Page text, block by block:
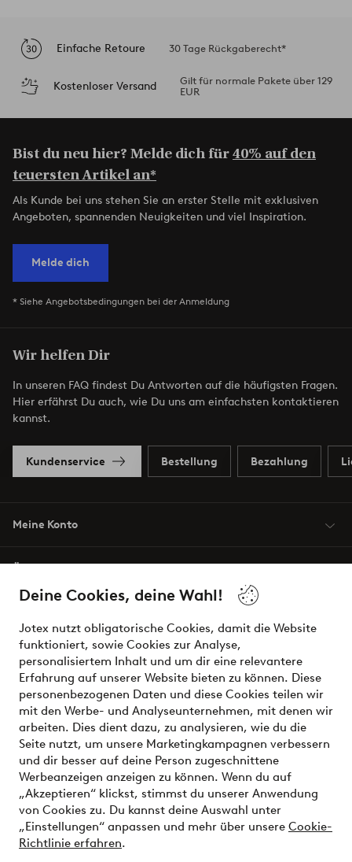
Deine Cookies, deine Wahl!
Jotex nutzt obligatorische Cookies, damit die Website
funktioniert, sowie Cookies zur Analyse,
personalisiertem Inhalt und um dir eine relevantere
Erfahrung auf unserer Website bieten zu können. Diese
personenbezogenen Daten und diese Cookies teilen wir
mit den Werbe- und Analyseunternehmen, mit denen wir
arbeiten. Dies dient dazu, zu analysieren, wie du die
Seite nutzt, um unsere Marketingkampagnen verbessern
und dir besser auf deine Person zugeschnittene
Werbeanzeigen anzeigen zu können. Wenn du auf
„Akzeptieren“ klickst, stimmst du unserer Anwendung
von Cookies zu. Du kannst deine Auswahl unter
„Einstellungen“ anpassen und mehr über unsere Cookie-
Richtlinie erfahren.
Einfache Retoure 30 Tage Rückgaberecht*
Kostenloser Versand
Gilt für normale Pakete über 129
EUR
Bist du neu hier? Melde dich für40% auf den
teuersten Artikel an*
Als Kunde bei uns stehen Sie an erster Stelle mit exklusiven
Angeboten, spannenden Neuigkeiten und viel Inspiration.
Melde dich
* Siehe Angebotsbedingungen bei der Anmeldung
Wir helfen Dir
In unseren FAQ findest Du Antworten auf die häufigsten Fragen.
Hier erfährst Du auch, wie Du uns am einfachsten kontaktieren
kannst.
Kundenservice Bestellung Bezahlung
Meine Konto
Bedingungen
Sichere Zahlungen - Jetzt bezahlen oder aufteilen
Möchtest du mehr über unsere
Zahlungsmöglichkeitenerfahren?